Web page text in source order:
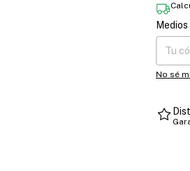
Medios
No sé